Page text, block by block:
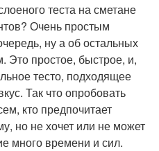
теста на сметане
Очень простым
ну а об остальных
Это простое, быстрое, и,
тесто, подходящее
Так что опробовать
кто предпочитает
но не хочет или не может
много времени и сил.